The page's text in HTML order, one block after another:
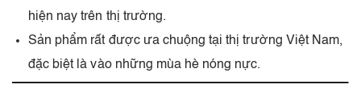
hiện nay trên thị trường.
Sản phẩm rất được ưa chuộng tại thị trường Việt Nam,
đặc biệt là vào những mùa hè nóng nực.